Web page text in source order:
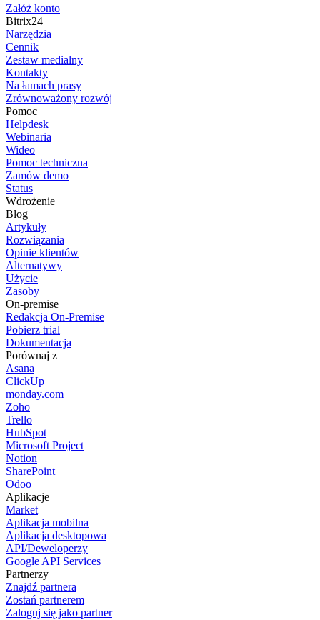
Załóż konto
Bitrix24
Narzędzia
Cennik
Zestaw medialny
Kontakty
Na łamach prasy
Zrównoważony rozwój
Pomoc
Helpdesk
Webinaria
Wideo
Pomoc techniczna
Zamów demo
Status
Wdrożenie
Blog
Artykuły
Rozwiązania
Opinie klientów
Alternatywy
Użycie
Zasoby
On-premise
Redakcja On-Premise
Pobierz trial
Dokumentacja
Porównaj z
Asana
ClickUp
monday.com
Zoho
Trello
HubSpot
Microsoft Project
Notion
SharePoint
Odoo
Aplikacje
Market
Aplikacja mobilna
Aplikacja desktopowa
API/Deweloperzy
Google API Services
Partnerzy
Znajdź partnera
Zostań partnerem
Zaloguj się jako partner